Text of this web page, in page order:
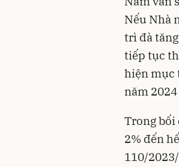
Nếu Nhà
trì đà
tiếp tục
hiện mục
năm
Trong bối
2% đến
110/